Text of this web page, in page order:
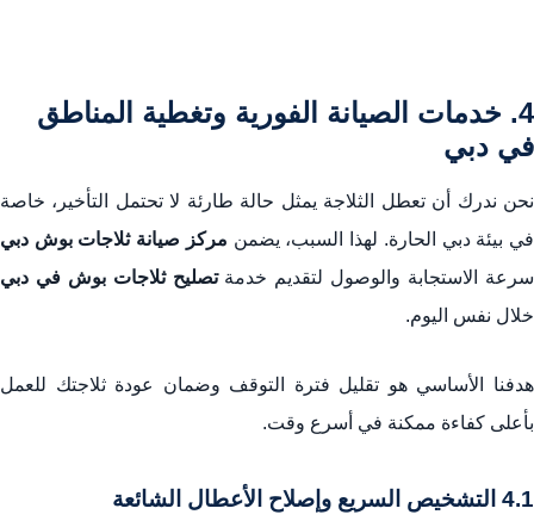
4. خدمات الصيانة الفورية وتغطية المناطق
في دبي
نحن ندرك أن تعطل الثلاجة يمثل حالة طارئة لا تحتمل التأخير، خاصة
في بيئة دبي الحارة. لهذا السبب، يضمن مركز صيانة ثلاجات بوش دبي
سرعة الاستجابة والوصول لتقديم خدمةتصليح ثلاجات بوش في دبي
خلال نفس اليوم.
هدفنا الأساسي هو تقليل فترة التوقف وضمان عودة ثلاجتك للعمل
بأعلى كفاءة ممكنة في أسرع وقت.
4.1 التشخيص السريع وإصلاح الأعطال الشائعة